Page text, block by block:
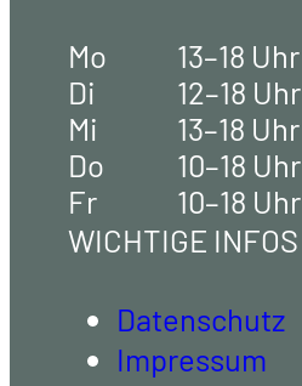
Mo
13–18 Uhr
Di
12–18 Uhr
Mi
13–18 Uhr
Do
10–18 Uhr
Fr
10–18 Uhr
WICHTIGE INFOS
Datenschutz
Impressum